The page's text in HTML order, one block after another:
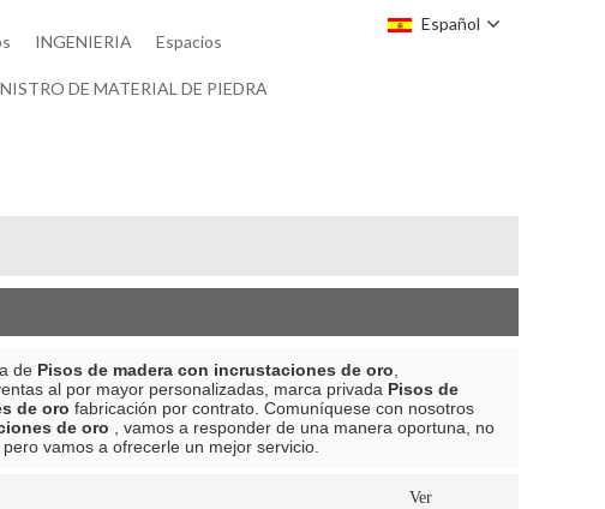
Español
INGENIERIA Espacios
DE MATERIAL DE PIEDRA
de Pisos de madera con incrustaciones de oro
al por mayor personalizadas, marca privada Pisos de
de oro fabricación por contrato. Comuníquese con nosotros
de oro , vamos a responder de una manera oportuna, no
, pero vamos a ofrecerle un mejor servicio.
Ver